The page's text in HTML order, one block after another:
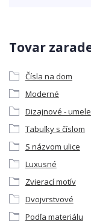
Tovar
Čísla na dom
Moderné
Dizajnové -
Tabuľky s číslom
S názvom ulice
Luxusné
Zvierací motív
Dvojvrstvové
Podľa materiálu